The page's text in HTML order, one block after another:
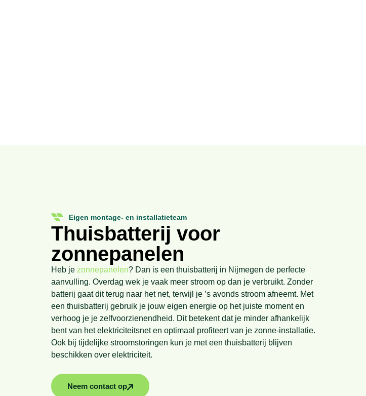
Eigen montage- en installatieteam
Thuisbatterij voor
zonnepanelen
Heb je zonnepanelen? Dan is een thuisbatterij in Nijmegen de perfecte
aanvulling. Overdag wek je vaak meer stroom op dan je verbruikt. Zonder
batterij gaat dit terug naar het net, terwijl je ’s avonds stroom afneemt. Met
een thuisbatterij gebruik je jouw eigen energie op het juiste moment en
verhoog je je zelfvoorzienendheid. Dit betekent dat je minder afhankelijk
bent van het elektriciteitsnet en optimaal profiteert van je zonne-installatie.
Ook bij tijdelijke stroomstoringen kun je met een thuisbatterij blijven
beschikken over elektriciteit.
Neem contact op